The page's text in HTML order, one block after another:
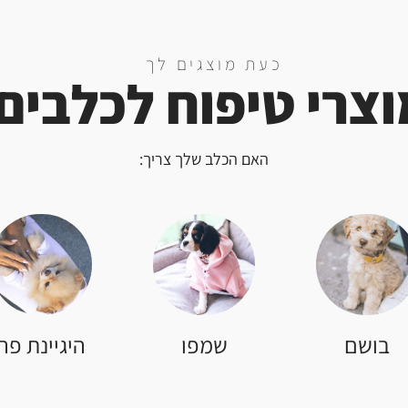
כעת מוצגים לך
טיפוח
האם הכלב שלך צריך:
בושם שמפו היגיינת